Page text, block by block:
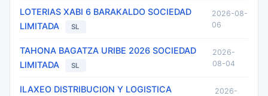
LOTERIAS XABI 6 BARAKALDO SOCIEDAD
LIMITADA
SL
2026-08-
06
TAHONA BAGATZA URIBE 2026 SOCIEDAD
LIMITADA
SL
2026-
08-04
ILAXEO DISTRIBUCION Y LOGISTICA
2026-